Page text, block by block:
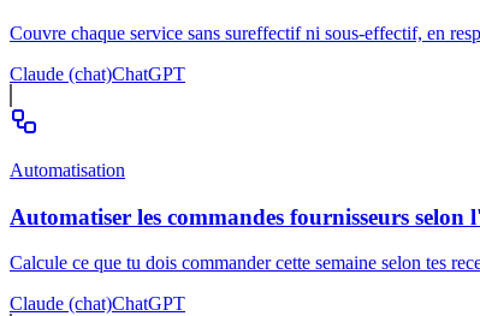
Couvre chaque service sans sureffectif ni sous-effectif, en
Claude (chat)ChatGPT
Automatisation
Automatiser les commandes fournisseurs selon
Calcule ce que tu dois commander cette semaine selon tes
Claude (chat)ChatGPT